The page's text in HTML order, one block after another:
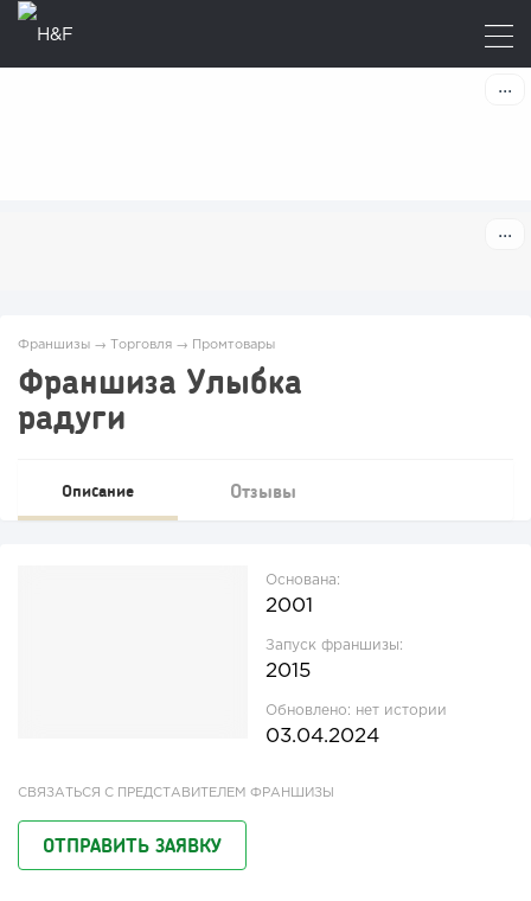
Франшизы → Торговля → Промтовары
Франшиза Улыбка
радуги
Описание Отзывы
Основана:
2001
Запуск франшизы:
2015
Обновлено: нет истории
03.04.2024
СВЯЗАТЬСЯ С ПРЕДСТАВИТЕЛЕМ ФРАНШИЗЫ
ОТПРАВИТЬ ЗАЯВКУ